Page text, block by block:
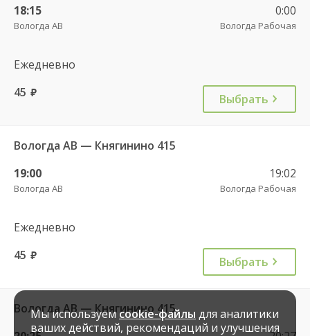
18:15
Вологда АВ
0:00
Вологда Рабочая
Ежедневно
45 руб. Выбрать
Вологда АВ — Княгинино 415
19:00
Вологда АВ
19:02
Вологда Рабочая
Ежедневно
45 руб. Выбрать
Вологда АВ — Княгинино 415
Мы используемcookie-файлы для аналитики
ваших действий, рекомендаций и улучшения